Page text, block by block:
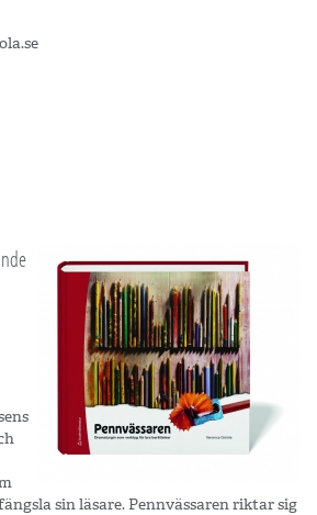
sin läsare. Pennvässaren riktar sig